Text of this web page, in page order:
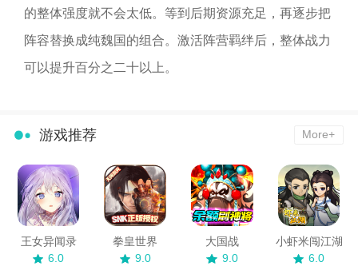
的整体强度就不会太低。等到后期资源充足，再逐步把
阵容替换成纯魏国的组合。激活阵营羁绊后，整体战力
可以提升百分之二十以上。
游戏推荐 More+
王女异闻录
6.0
拳皇世界
9.0
大国战
9.0
小虾米闯江湖
6.0